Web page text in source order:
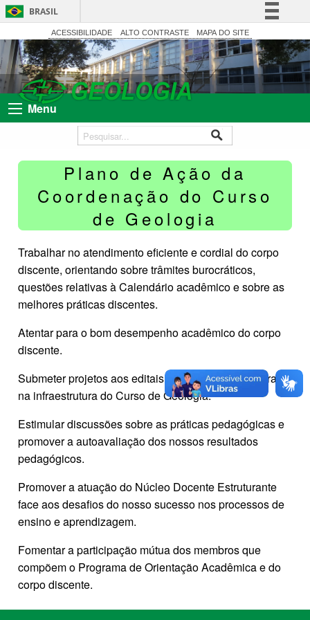
BRASIL
Simplifique!
Comunica BR
Participe
Acesso à informação
Canais
ACESSIBILIDADE ALTO CONTRASTE MAPA DO SITE
Menu
Plano de Ação da
Coordenação do Curso
de Geologia
Trabalhar no atendimento eficiente e cordial do corpo
discente, orientando sobre trâmites burocráticos,
questões relativas à Calendário acadêmico e sobre as
melhores práticas discentes.
Atentar para o bom desempenho acadêmico do corpo
discente.
Submeter projetos aos editais que permitam melhorais
na infraestrutura do Curso de Geologia.
Estimular discussões sobre as práticas pedagógicas e
promover a autoavaliação dos nossos resultados
pedagógicos.
Promover a atuação do Núcleo Docente Estruturante
face aos desafios do nosso sucesso nos processos de
ensino e aprendizagem.
Fomentar a participação mútua dos membros que
compõem o Programa de Orientação Acadêmica e do
corpo discente.